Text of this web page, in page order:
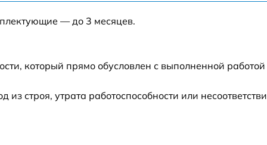
от 35 мин
от 50 мин
— до 3 месяцев.
который прямо обусловлен с выполненной
строя, утрата работоспособности или